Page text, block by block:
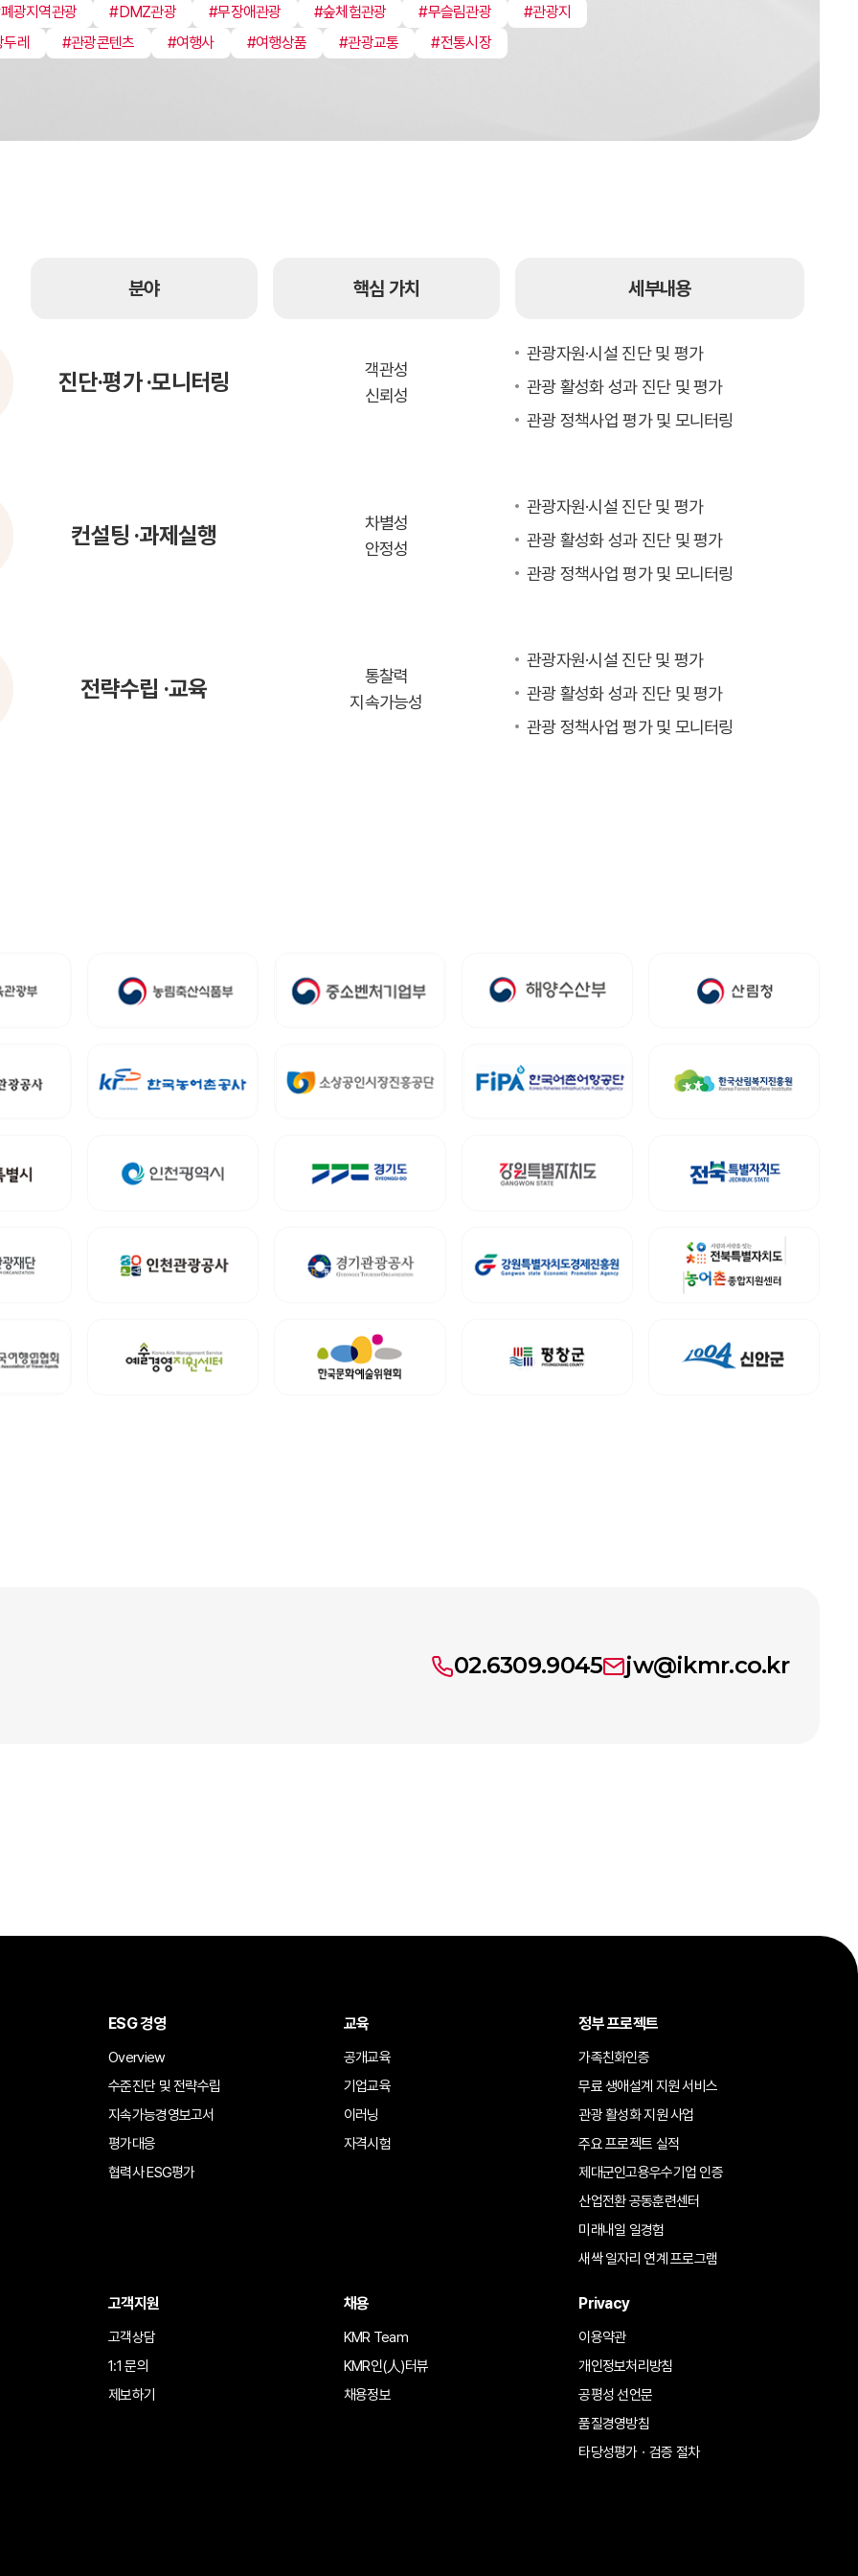
광지역관광 #DMZ관광 #무장애관광 #숲체험관광 #무슬림관광
#관광지
레
#관광콘텐츠 #여행사 #여행상품 #관광교통 #전통시장
분야 핵심 가치 세부내용
진단·평가·모니터링
객관성
신뢰성
관광자원·시설 진단 및 평가
관광 활성화 성과 진단 및 평가
관광 정책사업 평가 및 모니터링
컨설팅 ·과제실행
차별성
안정성
관광자원·시설 진단 및 평가
관광 활성화 성과 진단 및 평가
관광 정책사업 평가 및 모니터링
전략수립 ·교육
통찰력
지속가능성
관광자원·시설 진단 및 평가
관광 활성화 성과 진단 및 평가
관광 정책사업 평가 및 모니터링
02.6309.9045 jw@ikmr.co.kr
ESG 경영
Overview
수준진단 및 전략수립
지속가능경영보고서
평가대응
협력사 ESG평가
교육
공개교육
기업교육
이러닝
자격시험
정부 프로젝트
가족친화인증
무료 생애설계 지원 서비스
관광 활성화 지원 사업
주요 프로젝트 실적
제대군인고용우수기업 인증
산업전환 공동훈련센터
미래내일 일경험
새싹 일자리 연계 프로그램
고객지원
고객상담
1:1 문의
제보하기
채용
KMR Team
KMR인(人)터뷰
채용정보
Privacy
이용약관
개인정보처리방침
공평성 선언문
품질경영방침
타당성평가ㆍ검증 절차